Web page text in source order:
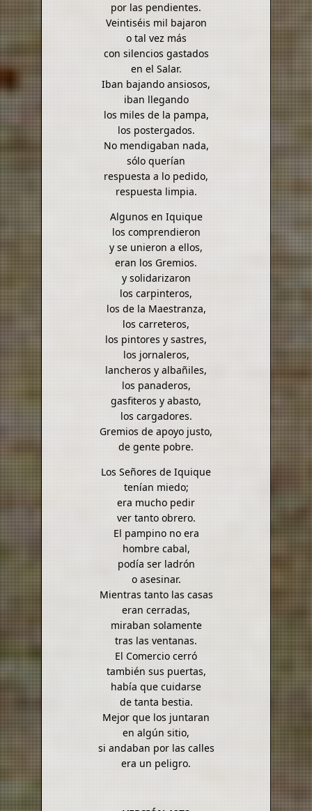
por las pendientes.
Veintiséis mil bajaron
o tal vez más
con silencios gastados
en el Salar.
Iban bajando ansiosos,
iban llegando
los miles de la pampa,
los postergados.
No mendigaban nada,
sólo querían
respuesta a lo pedido,
respuesta limpia.
Algunos en Iquique
los comprendieron
y se unieron a ellos,
eran los Gremios.
y solidarizaron
los carpinteros,
los de la Maestranza,
los carreteros,
los pintores y sastres,
los jornaleros,
lancheros y albañiles,
los panaderos,
gasfiteros y abasto,
los cargadores.
Gremios de apoyo justo,
de gente pobre.
Los Señores de Iquique
tenían miedo;
era mucho pedir
ver tanto obrero.
El pampino no era
hombre cabal,
podía ser ladrón
o asesinar.
Mientras tanto las casas
eran cerradas,
miraban solamente
tras las ventanas.
El Comercio cerró
también sus puertas,
había que cuidarse
de tanta bestia.
Mejor que los juntaran
en algún sitio,
si andaban por las calles
era un peligro.